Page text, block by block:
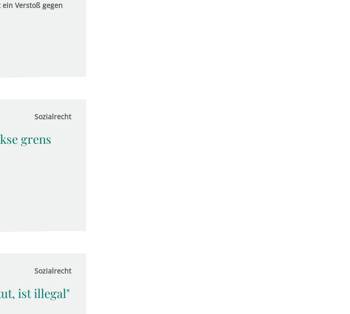
Verstoß gegen
Sozialrecht
grens
Sozialrecht
ist illegal"